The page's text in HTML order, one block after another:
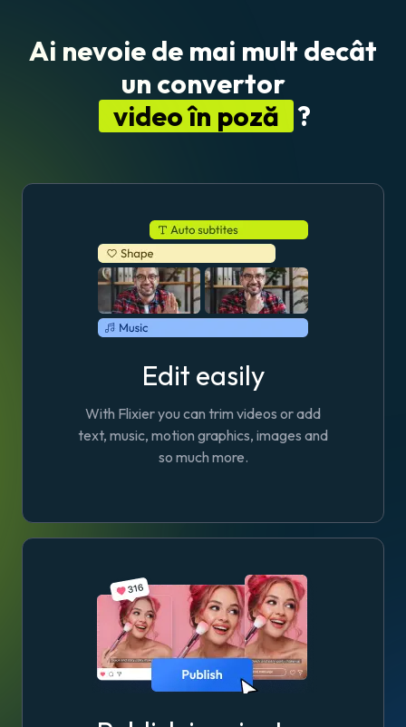
Ai nevoie de mai mult decât
un convertor
video în poză ?
Edit easily
With Flixier you can trim videos or add
text, music, motion graphics, images and
so much more.